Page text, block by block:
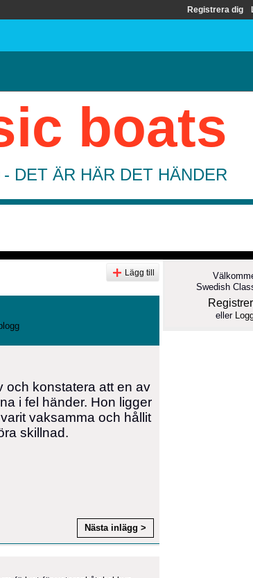
Registrera dig
boats
DET ÄR HÄR DET HÄNDER
Lägg till
och konstatera att en av
i fel händer. Hon ligger
vaksamma och hållit
skillnad.
Nästa inlägg >
Swedish
eller